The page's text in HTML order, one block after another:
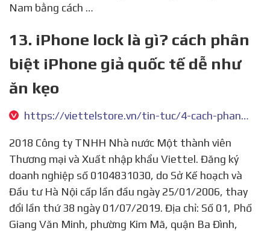
Nam bằng cách …
13. iPhone lock là gì? cách phân
biệt iPhone giả quốc tế dễ như
ăn kẹo
https://viettelstore.vn/tin-tuc/4-cach-phan-biet-iphone-lock-gia-quoc-te-de-nhu-an-keo
2018 Công ty TNHH Nhà nước Một thành viên
Thương mại và Xuất nhập khẩu Viettel. Đăng ký
doanh nghiệp số 0104831030, do Sở Kế hoạch và
Đầu tư Hà Nội cấp lần đầu ngày 25/01/2006, thay
đổi lần thứ 38 ngày 01/07/2019. Địa chỉ: Số 01, Phố
Giang Văn Minh, phường Kim Mã, quận Ba Đình,